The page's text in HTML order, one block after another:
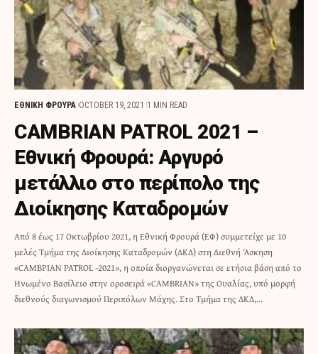
ΕΘΝΙΚΗ ΦΡΟΥΡΑ OCTOBER 19, 2021 1 MIN READ
CAMBRIAN PATROL 2021 –
Εθνική Φρουρά: Αργυρό
μετάλλιο στο περίπολο της
Διοίκησης Καταδρομών
Από 8 έως 17 Οκτωβρίου 2021, η Εθνική Φρουρά (ΕΦ) συμμετείχε με 10
μελές Τμήμα της Διοίκησης Καταδρομών (ΔΚΔ) στη Διεθνή Άσκηση
«CΑΜΒΡΙΑΝ PATROL -2021», η οποία διοργανώνεται σε ετήσια βάση από το
Ηνωμένο Βασίλειο στην οροσειρά «CAMBRIAN» της Ουαλίας, υπό μορφή
διεθνούς διαγωνισμού Περιπόλων Μάχης. Στο Τμήμα της ΔΚΔ,…